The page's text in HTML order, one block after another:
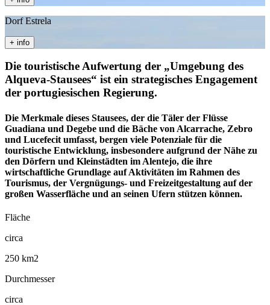
Dorf Estrela
+ info
Die touristische Aufwertung der „Umgebung des
Alqueva-Stausees“ ist ein strategisches Engagement
der portugiesischen Regierung.
Die Merkmale dieses Stausees, der die Täler der Flüsse
Guadiana und Degebe und die Bäche von Alcarrache, Zebro
und Lucefecit umfasst, bergen viele Potenziale für die
touristische Entwicklung, insbesondere aufgrund der Nähe zu
den Dörfern und Kleinstädten im Alentejo, die ihre
wirtschaftliche Grundlage auf Aktivitäten im Rahmen des
Tourismus, der Vergnügungs- und Freizeitgestaltung auf der
großen Wasserfläche und an seinen Ufern stützen können.
Fläche
circa
250 km2
Durchmesser
circa